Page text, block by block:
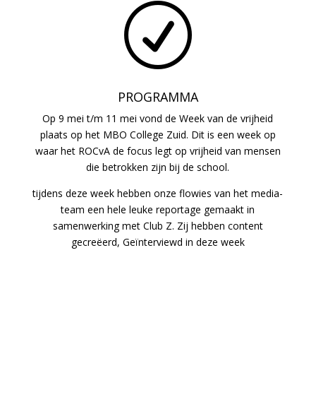
R
PROGRAMMA
Op 9 mei t/m 11 mei vond de Week van de vrijheid
plaats op het MBO College Zuid. Dit is een week op
waar het ROCvA de focus legt op vrijheid van mensen
die betrokken zijn bij de school.
tijdens deze week hebben onze flowies van het media-
team een hele leuke reportage gemaakt in
samenwerking met Club Z. Zij hebben content
gecreëerd, Geïnterviewd in deze week